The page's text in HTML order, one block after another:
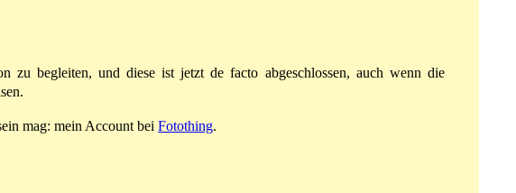
zu begleiten, und diese ist jetzt de facto abgeschlossen, auch wenn die
mag: mein Account beiFotothing.